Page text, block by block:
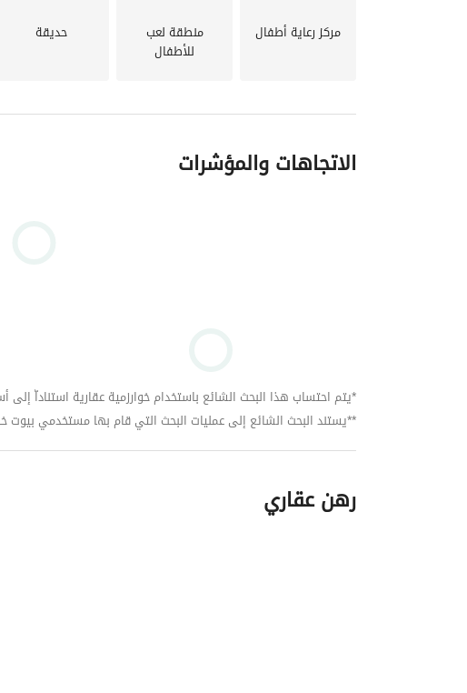
مركز رعاية أطفال منطقة لعب
للأطفال
حديقة
الاتجاهات والمؤشرات
*يتم احتساب هذا البحث الشائع باستخدام خوارزمية عقارية استناداّ إلى
**يستند البحث الشائع إلى عمليات البحث التي قام بها مستخدمي بيوت خلال
رهن عقاري